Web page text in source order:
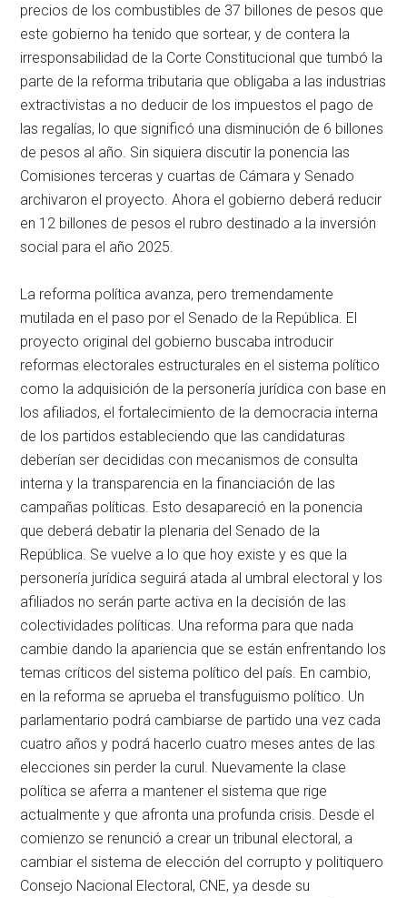
precios de los combustibles de 37 billones de pesos que
este gobierno ha tenido que sortear, y de contera la
irresponsabilidad de la Corte Constitucional que tumbó la
parte de la reforma tributaria que obligaba a las industrias
extractivistas a no deducir de los impuestos el pago de
las regalías, lo que significó una disminución de 6 billones
de pesos al año. Sin siquiera discutir la ponencia las
Comisiones terceras y cuartas de Cámara y Senado
archivaron el proyecto. Ahora el gobierno deberá reducir
en 12 billones de pesos el rubro destinado a la inversión
social para el año 2025.
La reforma política avanza, pero tremendamente
mutilada en el paso por el Senado de la República. El
proyecto original del gobierno buscaba introducir
reformas electorales estructurales en el sistema político
como la adquisición de la personería jurídica con base en
los afiliados, el fortalecimiento de la democracia interna
de los partidos estableciendo que las candidaturas
deberían ser decididas con mecanismos de consulta
interna y la transparencia en la financiación de las
campañas políticas. Esto desapareció en la ponencia
que deberá debatir la plenaria del Senado de la
República. Se vuelve a lo que hoy existe y es que la
personería jurídica seguirá atada al umbral electoral y los
afiliados no serán parte activa en la decisión de las
colectividades políticas. Una reforma para que nada
cambie dando la apariencia que se están enfrentando los
temas críticos del sistema político del país. En cambio,
en la reforma se aprueba el transfuguismo político. Un
parlamentario podrá cambiarse de partido una vez cada
cuatro años y podrá hacerlo cuatro meses antes de las
elecciones sin perder la curul. Nuevamente la clase
política se aferra a mantener el sistema que rige
actualmente y que afronta una profunda crisis. Desde el
comienzo se renunció a crear un tribunal electoral, a
cambiar el sistema de elección del corrupto y politiquero
Consejo Nacional Electoral, CNE, ya desde su